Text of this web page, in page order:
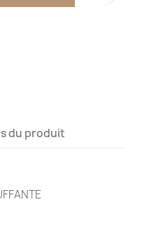
du produit